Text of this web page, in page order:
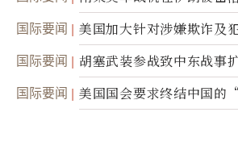
踪
国际要闻
美国加大针对涉嫌欺诈及
民权力度
国际要闻
胡塞武装参战致中东战事
面入侵的可能性
国际要闻 美国国会要求终结中国的